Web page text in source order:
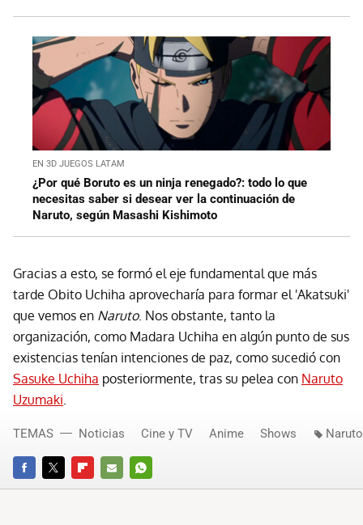
EN 3D JUEGOS LATAM
¿Por qué Boruto es un ninja renegado?: todo lo que
necesitas saber si desear ver la continuación de
Naruto, según Masashi Kishimoto
Gracias a esto, se formó el eje fundamental que más
tarde Obito Uchiha aprovecharía para formar el 'Akatsuki'
que vemos en Naruto. Nos obstante, tanto la
organización, como Madara Uchiha en algún punto de sus
existencias tenían intenciones de paz, como sucedió con
Sasuke Uchiha posteriormente, tras su pelea con Naruto
Uzumaki.
FACEBOOKTWITTERFLIPBOARD
E-
WHATSAPP
TEMAS Noticias Cine y TV Anime Shows Naruto